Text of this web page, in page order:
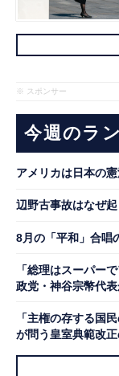
※ スポンサー
今週のラ
アメリカは日本の
辺野古事故はなぜ起
8月の「平和」合唱
「総理はスーパー
政党・神谷宗幣代
「主権の存する国
が問う皇室典範改